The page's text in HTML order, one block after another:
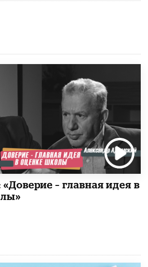
– главная идея в